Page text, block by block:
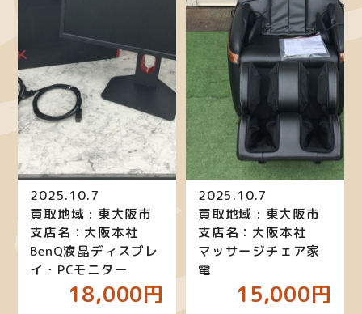
2025.10.7
買取地域 : 東大阪市
支店名：大阪本社
BenQ液晶ディスプレ
イ・PCモニター
18,000円
2025.10.7
買取地域 : 東大阪市
支店名：大阪本社
マッサージチェア家
電
15,000円